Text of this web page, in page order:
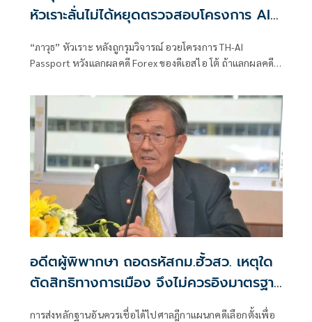
หัวเราะลั่นไม่ได้หยุดตรวจสอบโครงการ AI
“ภาวุธ” หัวเราะ หลังถูกรุมวิจารณ์ อวยโครงการ TH-AI
Passport หวังแลกผลคดี Forex ของดีเอสไอ โต้ ถ้าแลกผลคดี
งานประชุมคณะอนุฯหลายชุด เผยยังมีเพื่อน สส.รายอื่นของ
พรรคประชาชน รับผิดชอบโดยตรงอยู่แล้ว
อดีตผู้พิพากษา ถอดรหัสกม.ฮั้วสว. เหตุใด
ตัดสิทธิทางการเมือง จึงไม่ควรอิงมาตรฐาน
เดียวกับคดีอาญา
การส่งหลักฐานอันควรเชื่อได้ไปศาลฎีกาแผนกคดีเลือกตั้งเพื่อ